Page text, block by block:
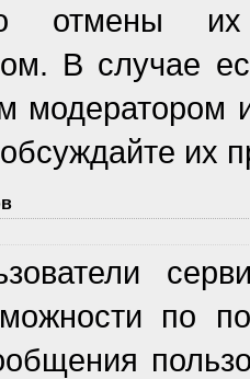
отмены
В случае
модератором
их
по